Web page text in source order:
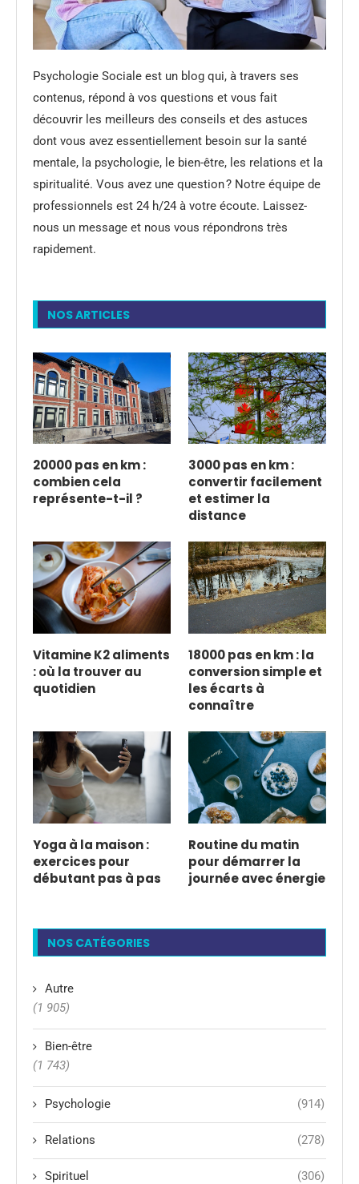
Psychologie Sociale est un blog qui, à travers ses
contenus, répond à vos questions et vous fait
découvrir les meilleurs des conseils et des astuces
dont vous avez essentiellement besoin sur la santé
mentale, la psychologie, le bien-être, les relations et la
spiritualité. Vous avez une question ? Notre équipe de
professionnels est 24 h/24 à votre écoute. Laissez-
nous un message et nous vous répondrons très
rapidement.
NOS ARTICLES
20000 pas en km :
combien cela
représente-t-il ?
3000 pas en km :
convertir facilement
et estimer la
distance
Vitamine K2 aliments
: où la trouver au
quotidien
18000 pas en km : la
conversion simple et
les écarts à
connaître
Yoga à la maison :
exercices pour
débutant pas à pas
Routine du matin
pour démarrer la
journée avec énergie
NOS CATÉGORIES
Autre
(1 905)
Bien-être
(1 743)
Psychologie (914)
Relations (278)
Spirituel (306)